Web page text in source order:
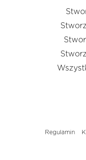
Regulamin